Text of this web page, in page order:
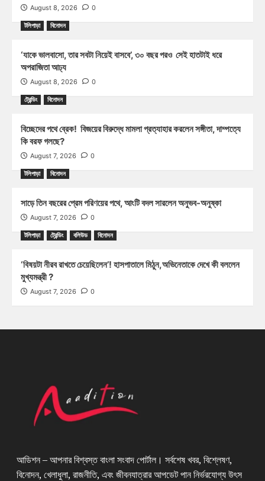
August 8, 2026 0
টলিপাড়া বিনোদন
‘যাকে ভালবাসো, তার সবটা নিয়েই বাসবে’, ৩০ বছর পরও সেই হাতটাই ধরে
অপরাজিতা আঢ্য
August 8, 2026 0
ট্রেন্ডিং বিনোদন
বিচ্ছেদের পথে ব্রেক! বিজয়ের বিরুদ্ধে মামলা প্রত্যাহার করলেন সঙ্গীতা, দাম্পত্যে
কি বরফ গলছে?
August 7, 2026 0
টলিপাড়া বিনোদন
সাড়ে তিন বছরের প্রেম পরিণয়ের পথে, আংটি বদল সারলেন অনুভব-অনুষ্কা
August 7, 2026 0
টলিপাড়া ট্রেন্ডিং বলিউড বিনোদন
‘বিষয়টা নীরব রাখতে চেয়েছিলেন’! হাসপাতালে মিঠুন,অভিনেতাকে দেখে কী বললেন
মুখ্যমন্ত্রী ?
August 7, 2026 0
আডিশন – আপনার বিশ্বস্ত বাংলা সংবাদ পোর্টাল। সর্বশেষ খবর, বিশ্লেষণ,
বিনোদন, খেলাধুলা, রাজনীতি, এবং জীবনযাত্রার আপডেট পান নির্ভরযোগ্য উৎস